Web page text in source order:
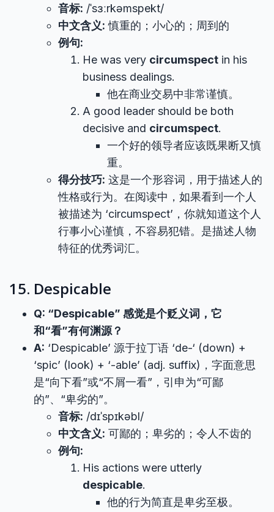
音标: /ˈsɜːrkəmspekt/
中文含义: 慎重的；小心的；周到的
例句:
He was very circumspect in his
business dealings.
他在商业交易中非常谨慎。
A good leader should be both
decisive and circumspect.
一个好的领导者应该既果断又慎
重。
得分技巧: 这是一个形容词，用于描述人的
性格或行为。在阅读中，如果看到一个人
被描述为 ‘circumspect’，你就知道这个人
行事小心谨慎，不容易犯错。是描述人物
特征的优秀词汇。
15. Despicable
Q: “Despicable” 感觉是个贬义词，它
和“看”有何渊源？
A: ‘Despicable’ 源于拉丁语 ‘de-‘ (down) +
‘spic’ (look) + ‘-able’ (adj. suffix)，字面意思
是“向下看”或“不屑一看”，引申为“可鄙
的”、“卑劣的”。
音标: /dɪˈspɪkəbl/
中文含义: 可鄙的；卑劣的；令人不齿的
例句:
His actions were utterly
despicable.
他的行为简直是卑劣至极。